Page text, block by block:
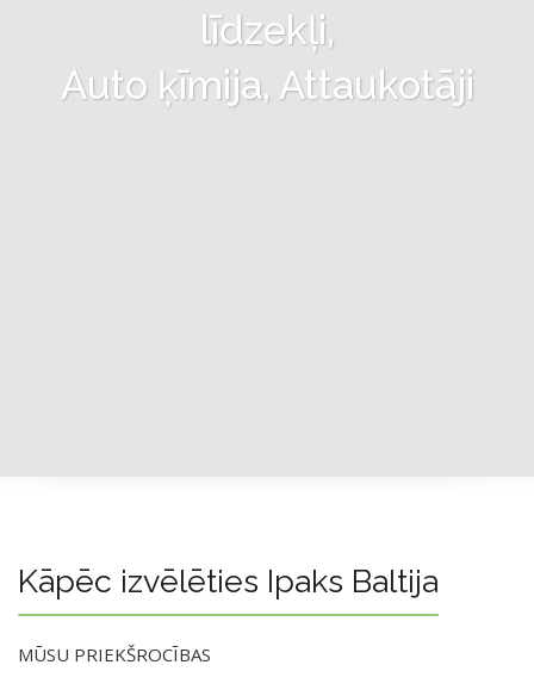
līdzekļi,
Auto ķīmija, Attaukotāji
Kāpēc izvēlēties Ipaks Baltija
MŪSU PRIEKŠROCĪBAS